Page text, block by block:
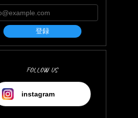
登録
FOLLOW US
instagram